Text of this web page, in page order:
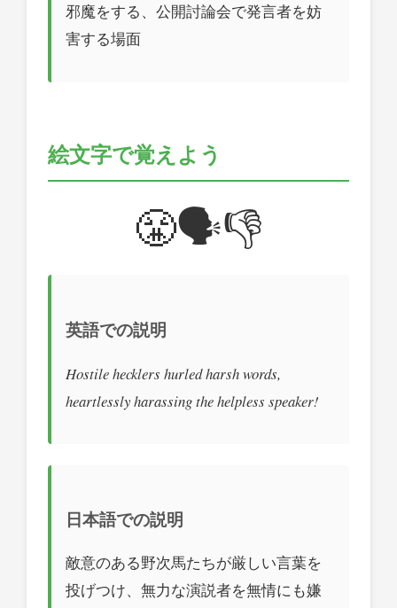
邪魔をする、公開討論会で発言者を妨
害する場面
絵文字で覚えよう
😤🗣️👎
英語での説明
Hostile hecklers hurled harsh words,
heartlessly harassing the helpless speaker!
日本語での説明
敵意のある野次馬たちが厳しい言葉を
投げつけ、無力な演説者を無情にも嫌